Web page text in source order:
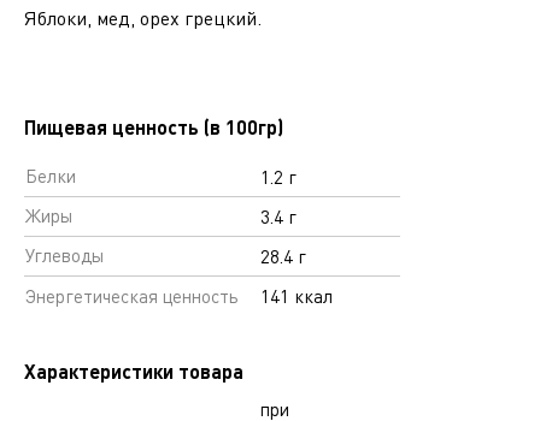
Яблоки, мед, орех грецкий.
Пищевая ценность (в 100гр)
Белки
1.2 г
Жиры
3.4 г
Углеводы
28.4 г
Энергетическая ценность
141 ккал
Характеристики товара
при